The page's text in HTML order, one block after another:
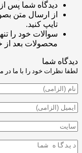
شما پس از تایید
ارسال متن بصورت
کنید.
خود را تنها در
بعد از خرید
شما
خود را با ما در میان